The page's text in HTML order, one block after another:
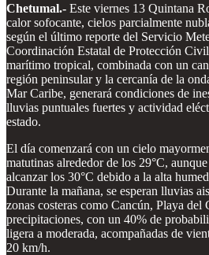
Chetumal.- Este viernes 13 Quintana
calor sofocante, cielos parcialmente
según el último reporte del Servicio
Coordinación Estatal de Protección
marítimo tropical, combinada con un
región peninsular y la cercanía de la
Mar Caribe, generará condiciones de
lluvias puntuales fuertes y actividad
estado.
El día comenzará con un cielo
matutinas alrededor de los 29°C,
alcanzar los 30°C debido a la alta
Durante la mañana, se esperan lluvias
zonas costeras como Cancún, Playa del
precipitaciones, con un 40% de
ligera a moderada, acompañadas de
20 km/h.